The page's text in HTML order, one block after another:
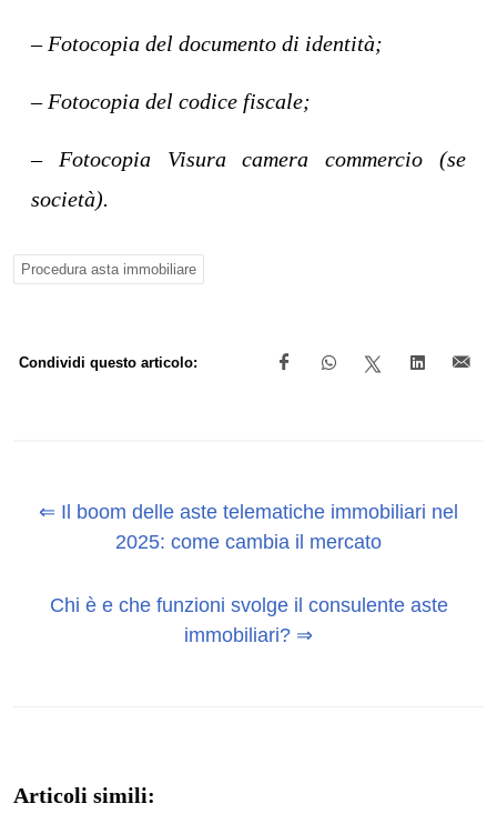
– Fotocopia del documento di identità;
– Fotocopia del codice fiscale;
– Fotocopia Visura camera commercio (se
società).
Procedura asta immobiliare
Condividi questo articolo:
⇐ Il boom delle aste telematiche immobiliari nel
2025: come cambia il mercato
Chi è e che funzioni svolge il consulente aste
immobiliari? ⇒
Articoli simili: